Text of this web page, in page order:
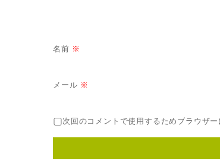
名前 ※
メール ※
次回のコメントで使用するためブラウザ